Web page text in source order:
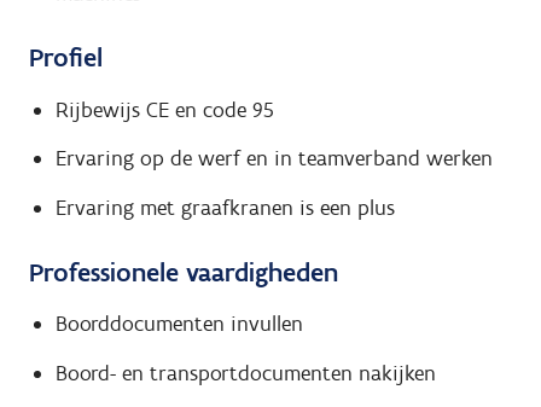
Profiel
Rijbewijs CE en code 95
Ervaring op de werf en in teamverband werken
Ervaring met graafkranen is een plus
Professionele vaardigheden
Boorddocumenten invullen
Boord- en transportdocumenten nakijken